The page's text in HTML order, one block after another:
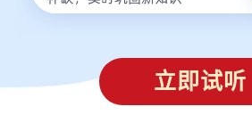
立即试听